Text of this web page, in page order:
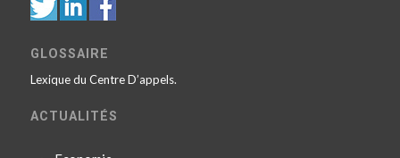
GLOSSAIRE
Lexique du Centre D’appels.
ACTUALITÉS